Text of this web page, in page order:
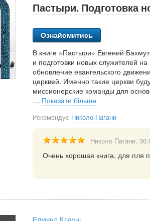
Пастыри. Подготовка
Ознайомитись
В книге «Пастыри» Евгений
и подготовки новых служителей
обновление евангельского
церквей. Именно такие церкви
миссионерские команды для
… Показати більше
Рекомендує Николо Пагани
Николо Пагани,
Очень хорошая книга, для пля